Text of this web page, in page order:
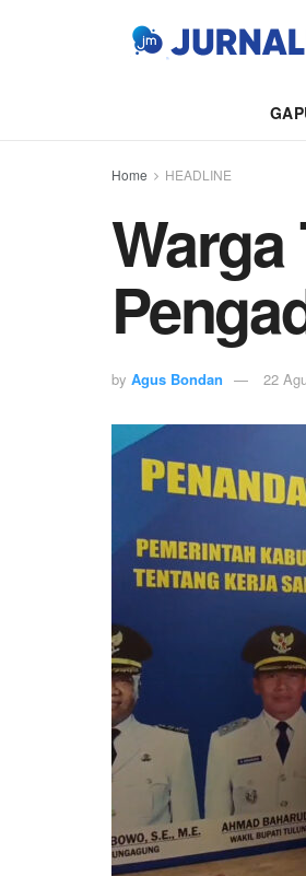
Home HEADLINE
by Agus Bondan 22